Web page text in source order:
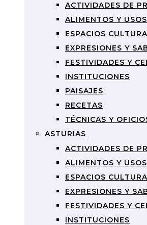
ACTIVIDADES DE
ALIMENTOS Y
ESPACIOS
EXPRESIONES Y
FESTIVIDADES Y
INSTITUCIONES
PAISAJES
RECETAS
TÉCNICAS Y
ASTURIAS
ACTIVIDADES DE
ALIMENTOS Y
ESPACIOS
EXPRESIONES Y
FESTIVIDADES Y
INSTITUCIONES